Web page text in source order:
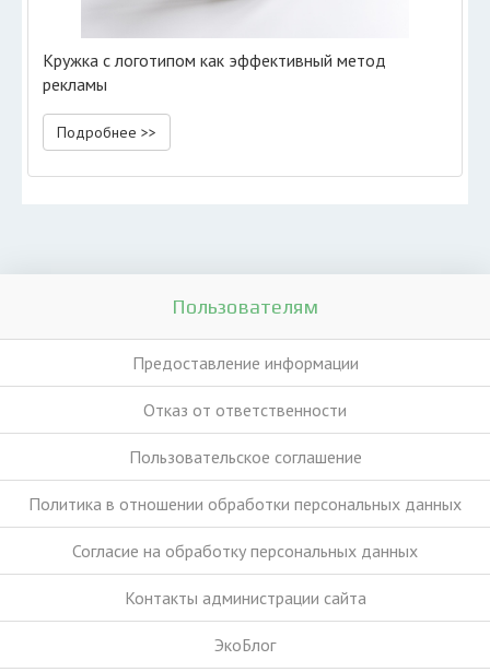
Кружка с логотипом как эффективный метод
рекламы
Подробнее >>
Пользователям
Предоставление информации
Отказ от ответственности
Пользовательское соглашение
Политика в отношении обработки персональных данных
Согласие на обработку персональных данных
Контакты администрации сайта
ЭкоБлог